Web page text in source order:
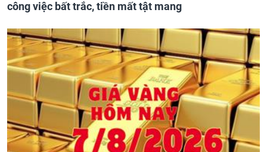
công việc bất trắc, tiền mất tật mang